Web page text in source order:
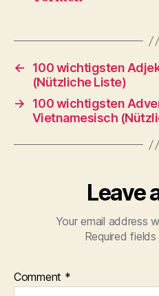
←
100 wichtigsten
(Nützliche Liste)
→
100 wichtigsten
Vietnamesisch
Leave
Your email address
Required
Comment *